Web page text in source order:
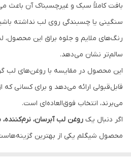
بافت کاملاً سبک و غیرچسبناک آن
سنگینی یا چسبندگی روی لب نداشته
رنگ‌های ملایم و جلوه براق این محصول،
سالم‌تر نشان می‌دهد.
این محصول در مقایسه با روغن‌های لب
قابل‌قبولی ارائه می‌دهد و برای کسانی
می‌برند، انتخاب فوق‌العاده‌ای است.
اگر دنبال یک روغن لب آبرسان،
محصول شیگلم یکی از بهترین